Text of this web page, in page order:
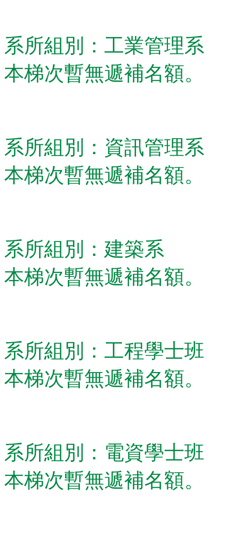
系所組別：工業管理系
本梯次暫無遞補名額。
系所組別：資訊管理系
本梯次暫無遞補名額。
系所組別：建築系
本梯次暫無遞補名額。
系所組別：工程學士班
本梯次暫無遞補名額。
系所組別：電資學士班
本梯次暫無遞補名額。